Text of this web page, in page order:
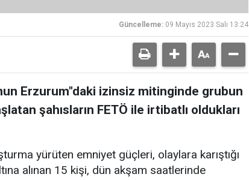
Güncelleme: 09 Mayıs 2023 Salı 13:24
Erzurum"daki izinsiz mitinginde grubun
şahısların FETÖ ile irtibatlı oldukları
yürüten emniyet güçleri, olaylara karıştığı
alınan 15 kişi, dün akşam saatlerinde